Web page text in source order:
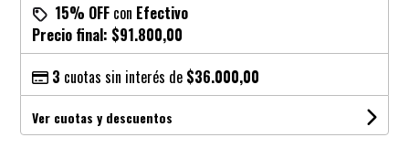
15% OFF con Efectivo
Precio final: $91.800,00
3 cuotas sin interés de $36.000,00
Ver cuotas y descuentos